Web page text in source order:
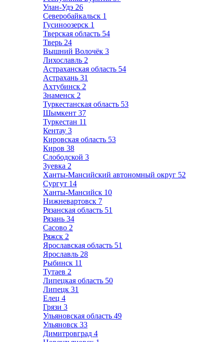
Улан-Удэ 26
Северобайкальск 1
Гусиноозерск 1
Тверская область 54
Тверь 24
Вышний Волочёк 3
Лихославль 2
Астраханская область 54
Астрахань 31
Ахтубинск 2
Знаменск 2
Туркестанская область 53
Шымкент 37
Туркестан 11
Кентау 3
Кировская область 53
Киров 38
Слободской 3
Зуевка 2
Ханты-Мансийский автономный округ 52
Сургут 14
Ханты-Мансийск 10
Нижневартовск 7
Рязанская область 51
Рязань 34
Сасово 2
Ряжск 2
Ярославская область 51
Ярославль 28
Рыбинск 11
Тутаев 2
Липецкая область 50
Липецк 31
Елец 4
Грязи 3
Ульяновская область 49
Ульяновск 33
Димитровград 4